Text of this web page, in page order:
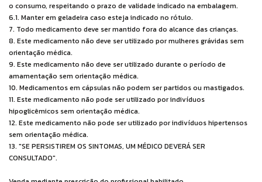
o consumo, respeitando o prazo de validade indicado na embalagem.
6.1. Manter em geladeira caso esteja indicado no rótulo.
7. Todo medicamento deve ser mantido fora do alcance das crianças.
8. Este medicamento não deve ser utilizado por mulheres grávidas sem
orientação médica.
9. Este medicamento não deve ser utilizado durante o período de
amamentação sem orientação médica.
10. Medicamentos em cápsulas não podem ser partidos ou mastigados.
11. Este medicamento não pode ser utilizado por indivíduos
hipoglicêmicos sem orientação médica.
12. Este medicamento não pode ser utilizado por indivíduos hipertensos
sem orientação médica.
13. "SE PERSISTIREM OS SINTOMAS, UM MÉDICO DEVERÁ SER
CONSULTADO".